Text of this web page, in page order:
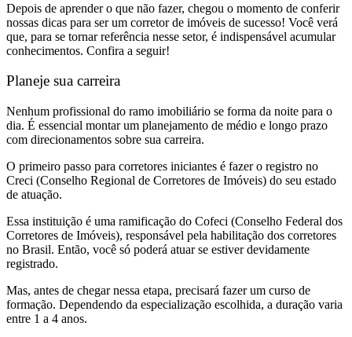
Depois de aprender o que não fazer, chegou o momento de conferir
nossas dicas para ser um corretor de imóveis de sucesso! Você verá
que, para se tornar referência nesse setor, é indispensável acumular
conhecimentos. Confira a seguir!
Planeje sua carreira
Nenhum profissional do ramo imobiliário se forma da noite para o
dia. É essencial montar um planejamento de médio e longo prazo
com direcionamentos sobre sua carreira.
O primeiro passo para corretores iniciantes é fazer o registro no
Creci (Conselho Regional de Corretores de Imóveis) do seu estado
de atuação.
Essa instituição é uma ramificação do Cofeci (Conselho Federal dos
Corretores de Imóveis), responsável pela habilitação dos corretores
no Brasil. Então, você só poderá atuar se estiver devidamente
registrado.
Mas, antes de chegar nessa etapa, precisará fazer um curso de
formação. Dependendo da especialização escolhida, a duração varia
entre 1 a 4 anos.